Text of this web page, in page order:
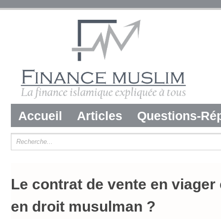
Accueil Articles Questions-
Le contrat de vente en
en droit musulman ?